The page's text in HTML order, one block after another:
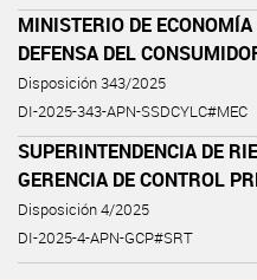
MINISTERIO DE
DEFENSA DEL
Disposición 343/2025
DI-2025-343-APN-SSDCYLC#MEC
SUPERINTENDENCIA DE
GERENCIA DE CONTROL
Disposición 4/2025
DI-2025-4-APN-GCP#SRT